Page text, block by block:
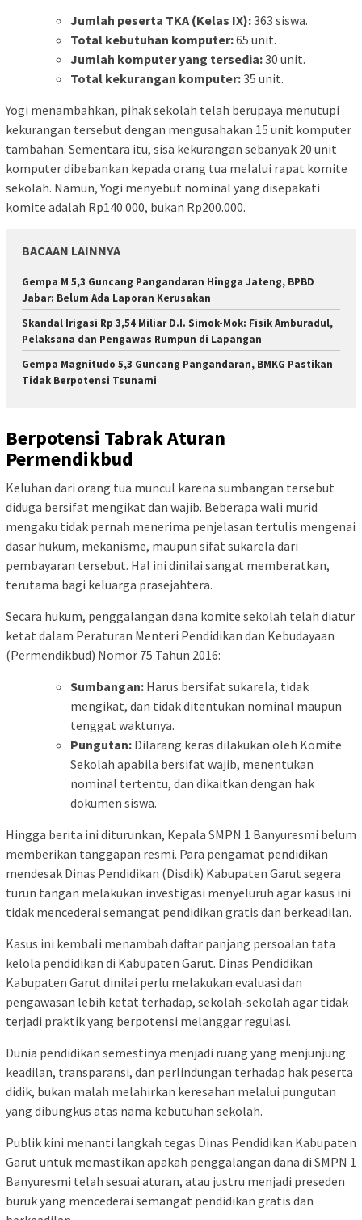
Jumlah peserta TKA (Kelas IX):363 siswa.
Total kebutuhan komputer:65 unit.
Jumlah komputer yang tersedia:30 unit.
Total kekurangan komputer:35 unit.
Yogi menambahkan, pihak sekolah telah berupaya menutupi
kekurangan tersebut dengan mengusahakan 15 unit komputer
tambahan. Sementara itu, sisa kekurangan sebanyak 20 unit
komputer dibebankan kepada orang tua melalui rapat komite
sekolah. Namun, Yogi menyebut nominal yang disepakati
komite adalah Rp140.000, bukan Rp200.000.
BACAAN LAINNYA
Gempa M 5,3 Guncang Pangandaran Hingga Jateng, BPBD
Jabar: Belum Ada Laporan Kerusakan
Skandal Irigasi Rp 3,54 Miliar D.I. Simok-Mok: Fisik Amburadul,
Pelaksana dan Pengawas Rumpun di Lapangan
Gempa Magnitudo 5,3 Guncang Pangandaran, BMKG Pastikan
Tidak Berpotensi Tsunami
Berpotensi Tabrak Aturan
Permendikbud
Keluhan dari orang tua muncul karena sumbangan tersebut
diduga bersifat mengikat dan wajib. Beberapa wali murid
mengaku tidak pernah menerima penjelasan tertulis mengenai
dasar hukum, mekanisme, maupun sifat sukarela dari
pembayaran tersebut. Hal ini dinilai sangat memberatkan,
terutama bagi keluarga prasejahtera.
Secara hukum, penggalangan dana komite sekolah telah diatur
ketat dalam Peraturan Menteri Pendidikan dan Kebudayaan
(Permendikbud) Nomor 75 Tahun 2016:
Sumbangan: Harus bersifat sukarela, tidak
mengikat, dan tidak ditentukan nominal maupun
tenggat waktunya.
Pungutan: Dilarang keras dilakukan oleh Komite
Sekolah apabila bersifat wajib, menentukan
nominal tertentu, dan dikaitkan dengan hak
dokumen siswa.
Hingga berita ini diturunkan, Kepala SMPN 1 Banyuresmi belum
memberikan tanggapan resmi. Para pengamat pendidikan
mendesak Dinas Pendidikan (Disdik) Kabupaten Garut segera
turun tangan melakukan investigasi menyeluruh agar kasus ini
tidak mencederai semangat pendidikan gratis dan berkeadilan.
Kasus ini kembali menambah daftar panjang persoalan tata
kelola pendidikan di Kabupaten Garut. Dinas Pendidikan
Kabupaten Garut dinilai perlu melakukan evaluasi dan
pengawasan lebih ketat terhadap, sekolah-sekolah agar tidak
terjadi praktik yang berpotensi melanggar regulasi.
Dunia pendidikan semestinya menjadi ruang yang menjunjung
keadilan, transparansi, dan perlindungan terhadap hak peserta
didik, bukan malah melahirkan keresahan melalui pungutan
yang dibungkus atas nama kebutuhan sekolah.
Publik kini menanti langkah tegas Dinas Pendidikan Kabupaten
Garut untuk memastikan apakah penggalangan dana di SMPN 1
Banyuresmi telah sesuai aturan, atau justru menjadi preseden
buruk yang mencederai semangat pendidikan gratis dan